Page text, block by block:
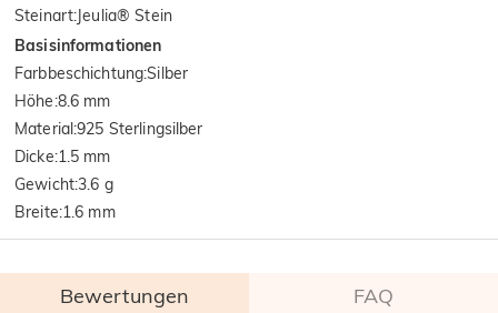
Steinart:Jeulia® Stein
Basisinformationen
Farbbeschichtung:Silber
Höhe:8.6 mm
Material:925 Sterlingsilber
Dicke:1.5 mm
Gewicht:3.6 g
Breite:1.6 mm
Bewertungen FAQ